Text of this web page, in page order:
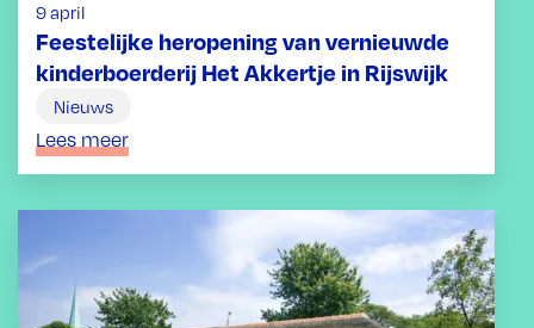
Feestelijke heropening van vernieuwde
kinderboerderij Het Akkertje in Rijswijk
9 april
Nieuws
Lees meer